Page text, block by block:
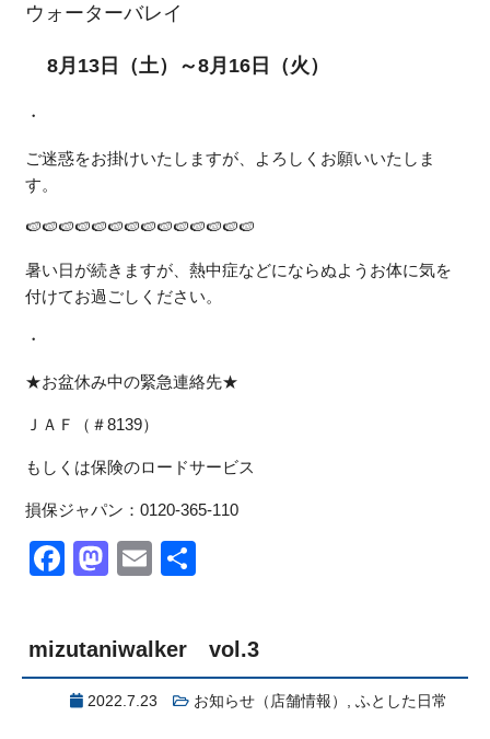
ウォーターバレイ
8月13日（土）～8月16日（火）
・
ご迷惑をお掛けいたしますが、よろしくお願いいたしま
す。
🍉🍉🍉🍉🍉🍉🍉🍉🍉🍉🍉🍉🍉🍉
暑い日が続きますが、熱中症などにならぬようお体に気を
付けてお過ごしください。
・
★お盆休み中の緊急連絡先★
ＪＡＦ（＃8139）
もしくは保険のロードサービス
損保ジャパン：0120-365-110
Facebook
Mastodon
Email
mizutaniwalker vol.3
2022.7.23 お知らせ（店舗情報） ,ふとした日常